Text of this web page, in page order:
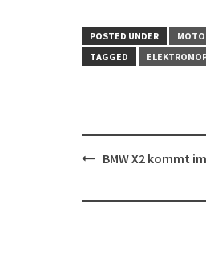
POSTED UNDER
TAGGED
PostBMW X2 kommt